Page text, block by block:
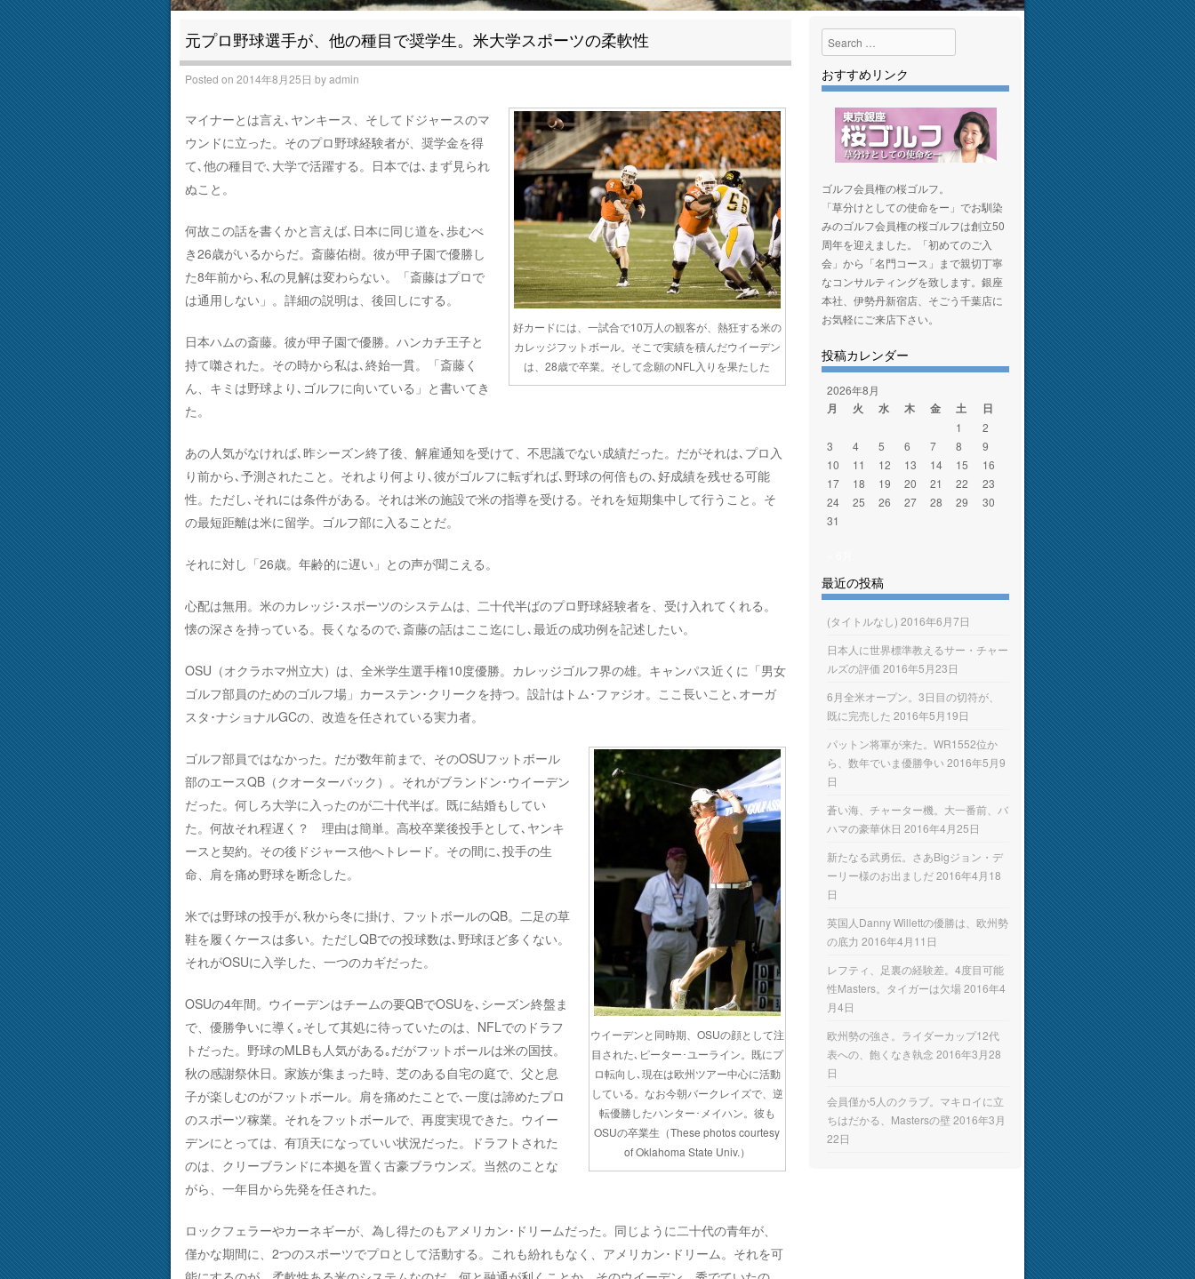
元プロ野球選手が、他の種目で奨学生。米大学スポーツの柔軟性
Posted on 2014年8月25日 byadmin
好カードには、一試合で10万人の観客が、熱狂する米の
カレッジフットボール。そこで実績を積んだウイーデン
は、28歳で卒業。そして念願のNFL入りを果たした
マイナーとは言え､ヤンキース、そしてドジャースのマ
ウンドに立った。そのプロ野球経験者が、奨学金を得
て､他の種目で､大学で活躍する。日本では､まず見られ
ぬこと。
何故この話を書くかと言えば､日本に同じ道を､歩むべ
き26歳がいるからだ。斎藤佑樹。彼が甲子園で優勝し
た8年前から､私の見解は変わらない。「斎藤はプロで
は通用しない」。詳細の説明は、後回しにする。
日本ハムの斎藤。彼が甲子園で優勝。ハンカチ王子と
持て囃された。その時から私は､終始一貫。「斎藤く
ん、キミは野球より､ゴルフに向いている」と書いてき
た。
あの人気がなければ､昨シーズン終了後、解雇通知を受けて、不思議でない成績だった。だがそれは､プロ入
り前から､予測されたこと。それより何より､彼がゴルフに転ずれば､野球の何倍もの､好成績を残せる可能
性。ただし､それには条件がある。それは米の施設で米の指導を受ける。それを短期集中して行うこと。そ
の最短距離は米に留学。ゴルフ部に入ることだ。
それに対し「26歳。年齢的に遅い」との声が聞こえる。
心配は無用。米のカレッジ･スポーツのシステムは、二十代半ばのプロ野球経験者を、受け入れてくれる。
懐の深さを持っている。長くなるので､斎藤の話はここ迄にし､最近の成功例を記述したい。
OSU（オクラホマ州立大）は、全米学生選手権10度優勝。カレッジゴルフ界の雄。キャンパス近くに「男女
ゴルフ部員のためのゴルフ場」カーステン･クリークを持つ。設計はトム･ファジオ。ここ長いこと､オーガ
スタ･ナショナルGCの、改造を任されている実力者。
ウイーデンと同時期、OSUの顔として注
目された､ピーター･ユーライン。既にプ
ロ転向し､現在は欧州ツアー中心に活動
している。なお今朝バークレイズで、逆
転優勝したハンター･メイハン。彼も
OSUの卒業生（These photos courtesy
of Oklahoma State Univ.）
ゴルフ部員ではなかった。だが数年前まで、そのOSUフットボール
部のエースQB（クオーターバック）。それがブランドン･ウイーデン
だった。何しろ大学に入ったのが二十代半ば。既に結婚もしてい
た。何故それ程遅く？ 理由は簡単。高校卒業後投手として､ヤンキ
ースと契約。その後ドジャース他へトレード。その間に､投手の生
命、肩を痛め野球を断念した。
米では野球の投手が､秋から冬に掛け、フットボールのQB。二足の草
鞋を履くケースは多い。ただしQBでの投球数は､野球ほど多くない。
それがOSUに入学した、一つのカギだった。
OSUの4年間。ウイーデンはチームの要QBでOSUを､シーズン終盤ま
で、優勝争いに導く｡そして其処に待っていたのは、NFLでのドラフ
トだった。野球のMLBも人気がある｡だがフットボールは米の国技。
秋の感謝祭休日。家族が集まった時、芝のある自宅の庭で、父と息
子が楽しむのがフットボール。肩を痛めたことで､一度は諦めたプロ
のスポーツ稼業。それをフットボールで、再度実現できた。ウイー
デンにとっては、有頂天になっていい状況だった。ドラフトされた
のは、クリーブランドに本拠を置く古豪ブラウンズ。当然のことな
がら、一年目から先発を任された。
ロックフェラーやカーネギーが、為し得たのもアメリカン･ドリームだった。同じように二十代の青年が、
僅かな期間に、2つのスポーツでプロとして活動する。これも紛れもなく、アメリカン･ドリーム。それを可
Search
おすすめリンク
ゴルフ会員権の桜ゴルフ。
「草分けとしての使命をー」でお馴染
みのゴルフ会員権の桜ゴルフは創立50
周年を迎えました。「初めてのご入
会」から「名門コース」まで親切丁寧
なコンサルティングを致します。銀座
本社、伊勢丹新宿店、そごう千葉店に
お気軽にご来店下さい。
投稿カレンダー
2026年8月
月 火 水 木 金 土 日
1
2
3
4 5 6 7 8
9
10
11 12 13 14 15
16
17
18 19 20 21 22
23
24
25 26 27 28 29
30
31
最近の投稿
(タイトルなし) 2016年6月7日
日本人に世界標準教えるサー・チャー
ルズの評価 2016年5月23日
6月全米オープン。3日目の切符が、
既に完売した 2016年5月19日
パットン将軍が来た。WR1552位か
ら、数年でいま優勝争い 2016年5月9
日
蒼い海、チャーター機。大一番前、バ
ハマの豪華休日 2016年4月25日
新たなる武勇伝。さあBigジョン・デ
ーリー様のお出ましだ2016年4月18
日
英国人Danny Willettの優勝は、欧州勢
の底力 2016年4月11日
レフティ、足裏の経験差。4度目可能
性Masters。タイガーは欠場2016年4
月4日
欧州勢の強さ。ライダーカップ12代
表への、飽くなき執念 2016年3月28
日
会員僅か5人のクラブ。マキロイに立
ちはだかる、Mastersの壁2016年3月
22日